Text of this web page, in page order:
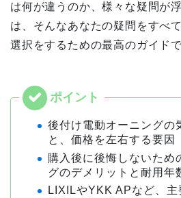
は何が違うのか、様々な疑問が
は、そんなあなたの疑問をすべ
選択をするための最高のガイドで
後付け電動オーニングの
と、価格を左右する要因
購入後に後悔しないため
グのデメリットと耐用年
LIXILやYKK APなど、